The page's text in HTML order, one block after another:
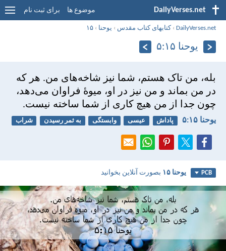
DailyVerses.net موضوع ها برای ثبت نام
DailyVerses.net
›کتابهای کتاب مقدس › يوحنا ›۱۵
يوحنا ۱۵:‏۵
بله، من تاک هستم، شما نيز شاخه‌های من. هر كه
در من بماند و من نيز در او، ميوهٔ فراوان می‌دهد،
چون جدا از من هيچ كاری از شما ساخته نيست.
يوحنا ۱۵:‏۵ پاداش عیسی وابستگی به ثمر رسیدن شراب
PCB يوحنا ۱۵ بصورت آنلاین بخوانید